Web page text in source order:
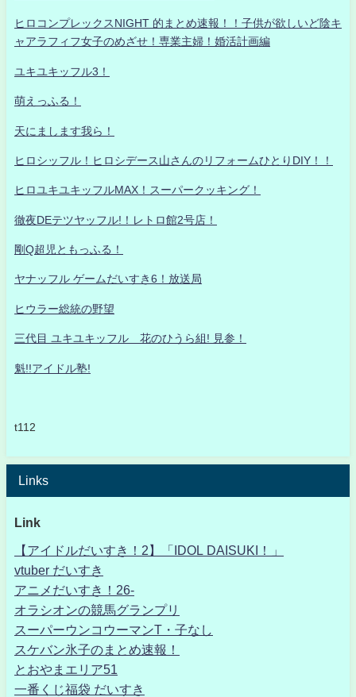
ヒロコンプレックスNIGHT 的まとめ速報！！子供が欲しいど陰キ
ャアラフィフ女子のめざせ！専業主婦！婚活計画編
ユキユキッフル3！
萌えっふる！
天にまします我ら！
ヒロシッフル！ヒロシデース山さんのリフォームひとりDIY！！
ヒロユキユキッフルMAX！スーパークッキング！
徹夜DEテツヤッフル!！レトロ館2号店！
剛Q超児ともっふる！
ヤナッフル ゲームだいすき6！放送局
ヒウラー総統の野望
三代目 ユキユキッフル 花のひうら組! 見参！
魁!!アイドル塾!
t112
Links
Link
【アイドルだいすき！2】「IDOL DAISUKI！」
vtuber だいすき
アニメだいすき！26-
オラシオンの競馬グランプリ
スーパーウンコウーマンT・子なし
スケバン氷子のまとめ速報！
とおやまエリア51
一番くじ福袋 だいすき